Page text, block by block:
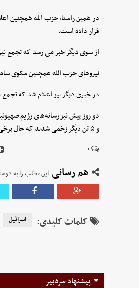
در همین راستا، حزب الله همچنین
قرار داده است.
از سوی دیگر خبر می رسد که تجمع
نیروهای حزب الله همچنین سکوی
در خبری دیگر نیز اعلام شد که
دو روز پیش نیز رسانه‌های رژیم
و ۵ تن دیگر زخمی شدند که حال برخی از مجروحان وخیم گزارش شده بود.
۰
هم رسانی این مطلب را به
کلمات کلیدی: اسرائیل
پیشنهاد سردبیر